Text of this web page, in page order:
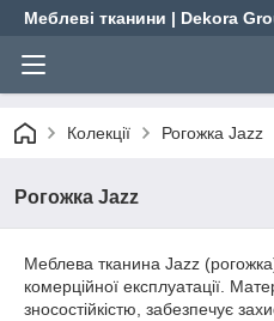
Меблеві тканини | Dekora
Колекції Рогожка Jazz
Рогожка Jazz
Меблева тканина Jazz
комерційної експлуатації.
зносостійкістю, забезпечує